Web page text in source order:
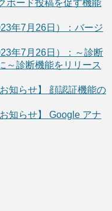
ボード投稿を促す機能
年7月26日）：バージ
年7月26日）：～診断
～診断機能をリリース
知らせ】 顔認証機能の
知らせ】 Google アナ